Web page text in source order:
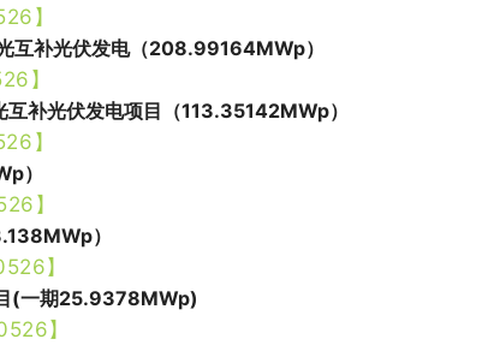
】
互补光伏发电（208.99164MWp）
】
补光伏发电项目（113.35142MWp）
】
）
】
）
】
(一期25.9378MWp)
】